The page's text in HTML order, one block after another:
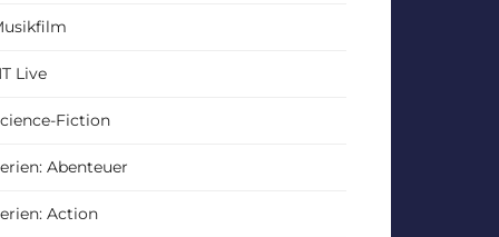
Live
Fiction
Abenteuer
Action